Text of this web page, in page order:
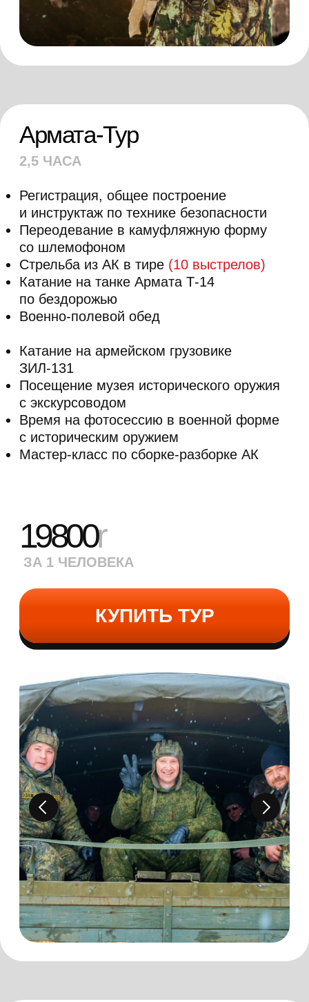
Громада-Тур
3 ЧАСА
со шлемофоном
Катание на танке Армата Т-14
по бездорожью
Военно-полевой обед
Катание на армейском грузовике
Посещение музея исторического оружия
с экскурсоводом
Время на фотосессию в военной форме
с историческим оружием
Мастер-класс по сборке-разборке АК
Стрельба из ПМ(8 выстрелов)и метание
гранаты(1 шт)
Управление квадроциклом-
амфибиейиликатание на аэролодке
(до 30 минут)
32000r
ЗА 1 ЧЕЛОВЕКА
КУПИТЬ ТУР
Управляй сам
1,5 ЧАСА
Регистрация, общее построение
и инструктаж по технике безопасности
Переодевание в камуфляжную форму
со шлемофоном
Самостоятельное управление танком
(15 минут)
Управление квадроциклом-амфибией
(60 минут)
Самостоятельное управление грузовиком
(15 минут)
65000r